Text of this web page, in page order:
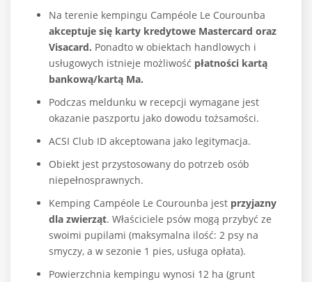
Na terenie kempingu Campéole Le Courounba
akceptuje się karty kredytowe Mastercard oraz
Visacard. Ponadto w obiektach handlowych i
usługowych istnieje możliwość płatności kartą
bankową/kartą Ma.
Podczas meldunku w recepcji wymagane jest
okazanie paszportu jako dowodu tożsamości.
ACSI Club ID akceptowana jako legitymacja.
Obiekt jest przystosowany do potrzeb osób
niepełnosprawnych.
Kemping Campéole Le Courounba jest przyjazny
dla zwierząt. Właściciele psów mogą przybyć ze
swoimi pupilami (maksymalna ilość: 2 psy na
smyczy, a w sezonie 1 pies, usługa opłata).
Powierzchnia kempingu wynosi 12 ha (grunt